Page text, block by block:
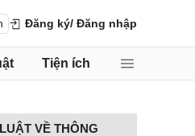
Đăng ký/ Đăng nhập
Tiện ích
VỀ THÔNG